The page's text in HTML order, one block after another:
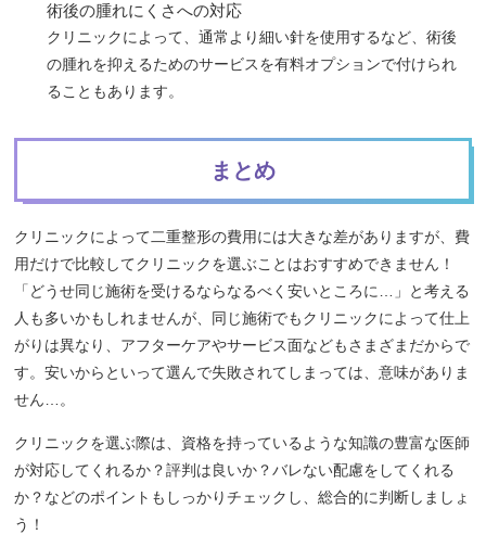
術後の腫れにくさへの対応
クリニックによって、通常より細い針を使用するなど、術後
の腫れを抑えるためのサービスを有料オプションで付けられ
ることもあります。
まとめ
クリニックによって二重整形の費用には大きな差がありますが、費
用だけで比較してクリニックを選ぶことはおすすめできません！
「どうせ同じ施術を受けるならなるべく安いところに…」と考える
人も多いかもしれませんが、同じ施術でもクリニックによって仕上
がりは異なり、アフターケアやサービス面などもさまざまだからで
す。安いからといって選んで失敗されてしまっては、意味がありま
せん…。
クリニックを選ぶ際は、資格を持っているような知識の豊富な医師
が対応してくれるか？評判は良いか？バレない配慮をしてくれる
か？などのポイントもしっかりチェックし、総合的に判断しましょ
う！